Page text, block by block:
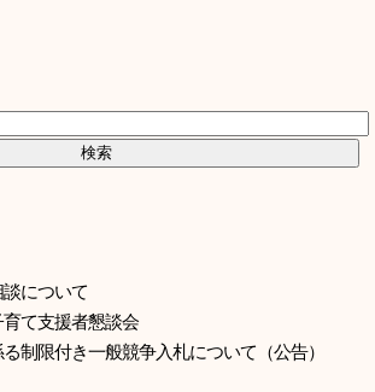
について
て支援者懇談会
制限付き一般競争入札について（公告）